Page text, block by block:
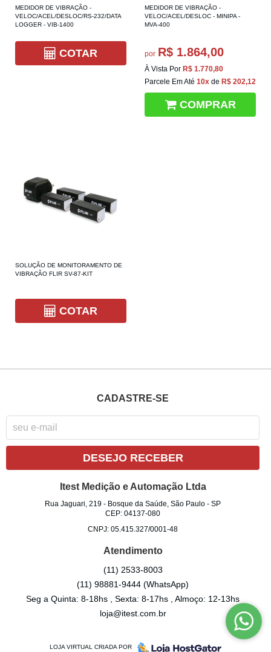
MEDIDOR DE VIBRAÇÃO -
VELOC/ACEL/DESLOC/RS-232/DATA
LOGGER - VIB-1400
COTAR
MEDIDOR DE VIBRAÇÃO -
VELOC/ACEL/DESLOC - MINIPA -
MVA-400
por R$ 1.864,00
À Vista Por R$ 1.770,80
Parcele Em Até 10x de R$ 202,12
COMPRAR
SOLUÇÃO DE MONITORAMENTO DE
VIBRAÇÃO FLIR SV-87-KIT
COTAR
CADASTRE-SE
DESEJO RECEBER
Itest Medição e Automação Ltda
Rua Jaguari, 219 - Bosque da Saúde, São Paulo -SP
CEP: 04137-080
CNPJ: 05.415.327/0001-48
Atendimento
(11) 2533-8003
(11) 98881-9444(WhatsApp)
Seg a Quinta: 8-18hs , Sexta: 8-17hs , Almoço: 12-13hs
loja@itest.com.br
LOJA VIRTUAL CRIADA POR